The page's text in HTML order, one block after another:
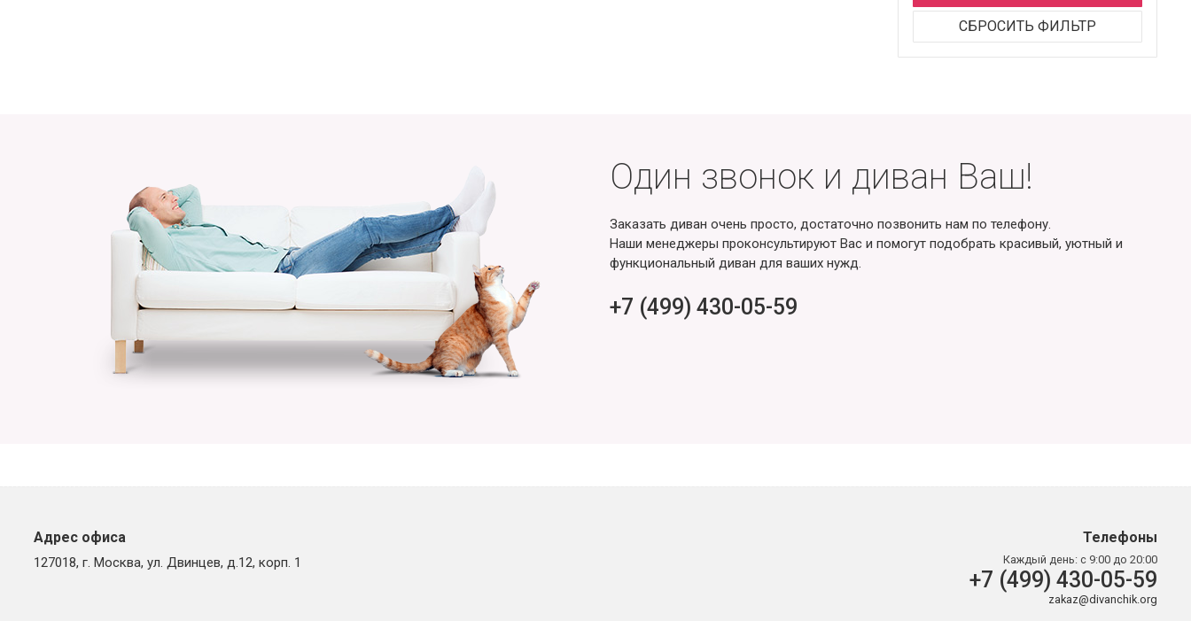
СБРОСИТЬ ФИЛЬТР
Один звонок и диван Ваш!
Заказать диван очень просто, достаточно позвонить нам по телефону.
Наши менеджеры проконсультируют Вас и помогут подобрать красивый, уютный и
функциональный диван для ваших нужд.
+7 (499) 430-05-59
Адрес офиса
127018, г. Москва, ул. Двинцев, д.12, корп. 1
Телефоны
Каждый день: с 9:00 до 20:00
+7 (499) 430-05-59
zakaz@divanchik.org